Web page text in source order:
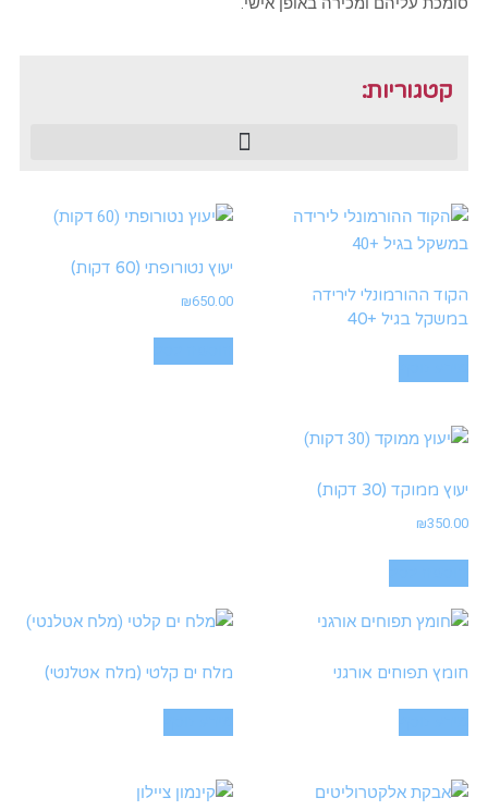
קטגוריות:
הקוד ההורמונלי לירידה
במשקל בגיל +40
יעוץ נטורופתי (60 דקות)
₪650.00
יעוץ ממוקד (30 דקות)
₪350.00
חומץ תפוחים אורגני מלח ים קלטי (מלח אטלנטי)